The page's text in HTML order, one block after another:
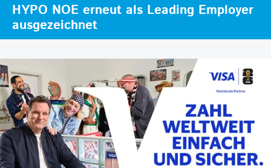
HYPO NOE erneut als Leading Employer
ausgezeichnet